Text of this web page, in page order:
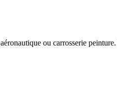
aéronautique ou carrosserie